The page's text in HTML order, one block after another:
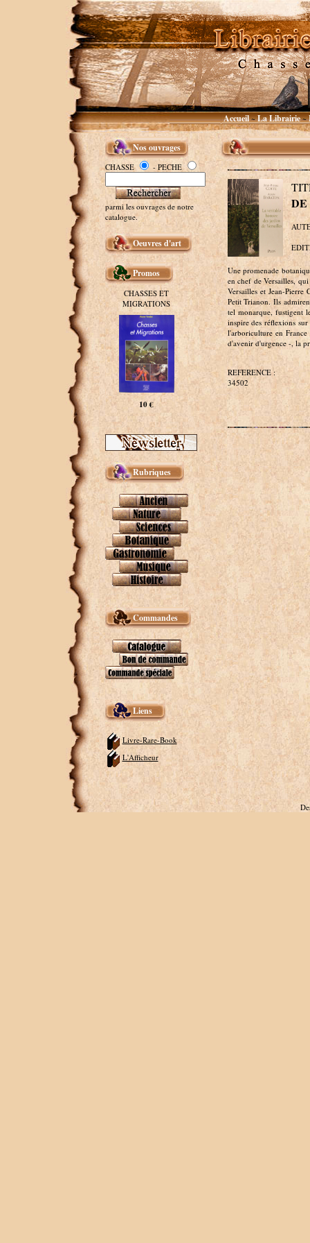
Accueil~La Librairie~
Nos ouvrages
CHASSE - PECHE
parmi les ouvrages de notre
catalogue.
Oeuvres d'art
Promos
CHASSES ET
MIGRATIONS
10 €
Rubriques
Commandes
Liens
Livre-Rare-Book
L'Afficheur
Une promenade
en chef de Versailles,
Versailles et Jean-
Petit Trianon. Ils
tel monarque, fustigent
inspire des réflexions
l'arboriculture en
d'avenir d'urgence -, la
REFERENCE :
34502